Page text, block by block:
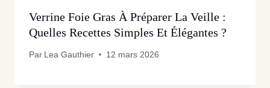
Verrine Foie Gras À Préparer La Veille :
Quelles Recettes Simples Et Élégantes ?
Par Lea Gauthier 12 mars 2026